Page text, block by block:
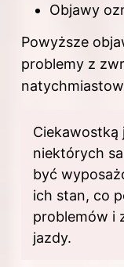
Objawy
Powyższe
problemy z
Ciekawostką
niektórych
być
ich stan, co
problemów i
jazdy.